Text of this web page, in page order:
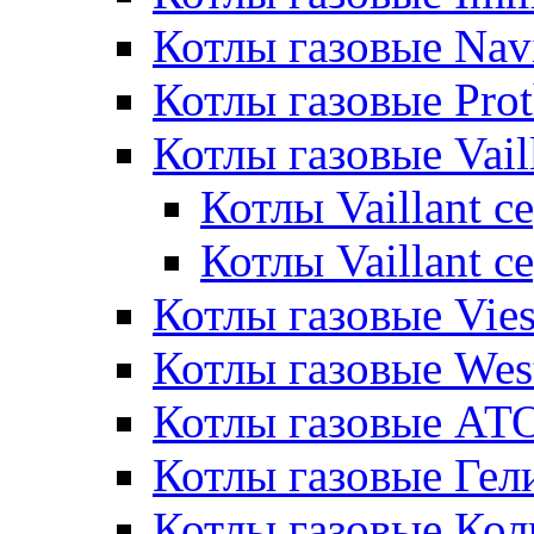
Котлы газовые
Котлы газовые
Котлы газовые
Котлы Vaillant
Котлы Vaillant
Котлы газовые
Котлы газовые
Котлы газовые
Котлы газовые